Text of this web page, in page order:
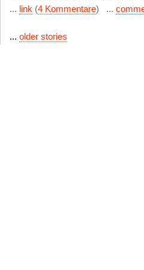
... link (4 Kommentare) ...
... older stories